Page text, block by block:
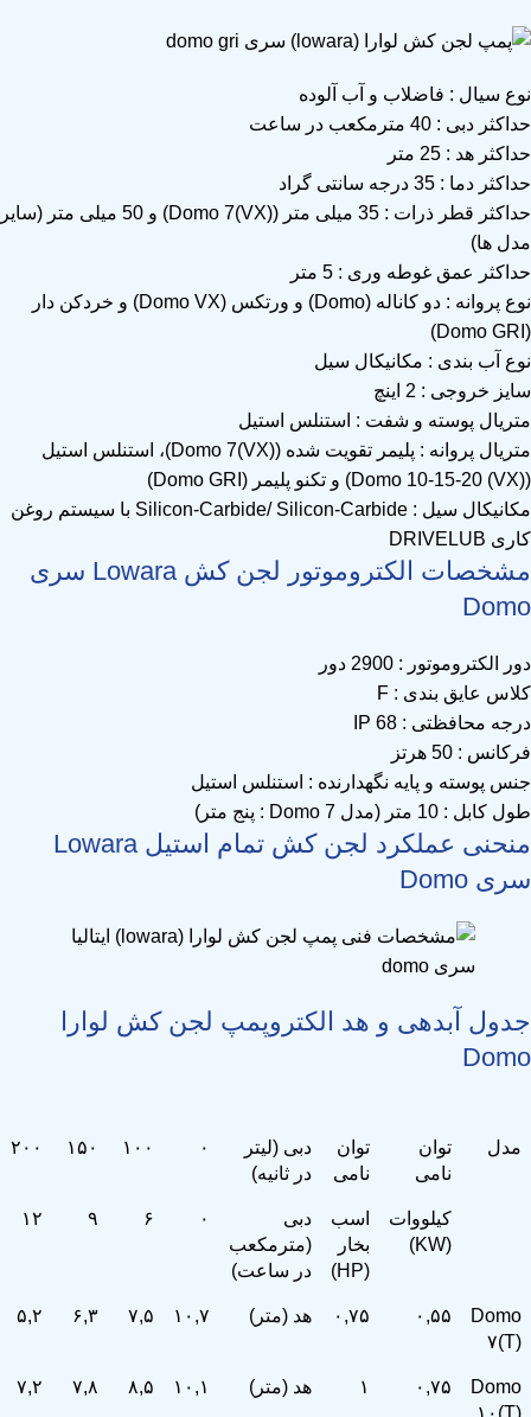
نوع سیال : فاضلاب و آب آلوده
حداکثر دبی : 40 مترمکعب در ساعت
حداکثر هد : 25 متر
حداکثر دما : 35 درجه سانتی گراد
حداکثر قطر ذرات : 35 میلی متر (Domo 7(VX)) و 50 میلی متر (سایر
مدل ها)
حداکثر عمق غوطه وری : 5 متر
نوع پروانه : دو کاناله (Domo) و ورتکس (Domo VX) و خردکن دار
(Domo GRI)
نوع آب بندی : مکانیکال سیل
سایز خروجی : 2 اینچ
متریال پوسته و شفت : استنلس استیل
متریال پروانه : پلیمر تقویت شده (Domo 7(VX))، استنلس استیل
(Domo 10-15-20 (VX)) و تکنو پلیمر (Domo GRI)
مکانیکال سیل : Silicon-Carbide/ Silicon-Carbide با سیستم روغن
کاری DRIVELUB
مشخصات الکتروموتور لجن کش Lowara سری
Domo
دور الکتروموتور : 2900 دور
کلاس عایق بندی : F
درجه محافظتی : IP 68
فرکانس : 50 هرتز
جنس پوسته و پایه نگهدارنده : استنلس استیل
طول کابل : 10 متر (مدل Domo 7 : پنج متر)
منحنی عملکرد لجن کش تمام استیل Lowara
سری Domo
جدول آبدهی و هد الکتروپمپ لجن کش لوارا
Domo
مدل
توان
نامی
توان
نامی
دبی (لیتر
در ثانیه)
۰ ۱۰۰ ۱۵۰ ۲۰۰
کیلووات
(KW)
اسب
بخار
(HP)
دبی
(مترمکعب
در ساعت)
۰ ۶ ۹ ۱۲
Domo
۷(T)
۰,۵۵ ۰,۷۵ هد (متر) ۱۰,۷ ۷,۵ ۶,۳ ۵,۲
Domo
۱۰(T)
۰,۷۵ ۱ هد (متر) ۱۰,۱ ۸,۵ ۷,۸ ۷,۲